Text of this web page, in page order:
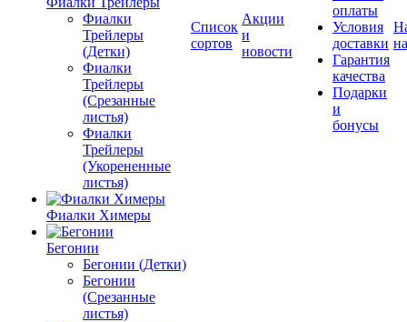
Фиалки
Трейлеры
(Детки)
Фиалки
Трейлеры
(Срезанные
листья)
Фиалки
Трейлеры
(Укорененные
листья)
Фиалки Химеры
Бегонии
Бегонии (Детки)
Бегонии
(Срезанные
листья)
Список
сортов
Акции
и
новости
оплаты
Условия
доставки
Гарантия
качества
Подарки
и
бонусы